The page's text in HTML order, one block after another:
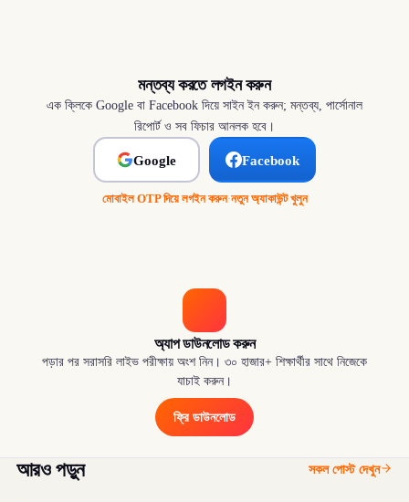
মন্তব্য করতে লগইন করুন
এক ক্লিকে Google বা Facebook দিয়ে সাইন ইন করুন; মন্তব্য, পার্সোনাল
রিপোর্ট ও সব ফিচার আনলক হবে।
Google Facebook
মোবাইল OTP দিয়ে লগইন করুন·নতুন অ্যাকাউন্ট খুলুন
অ্যাপ ডাউনলোড করুন
পড়ার পর সরাসরি লাইভ পরীক্ষায় অংশ নিন। ৩০ হাজার+ শিক্ষার্থীর সাথে নিজেকে
যাচাই করুন।
ফ্রি ডাউনলোড
আরও পড়ুন সকল পোস্ট দেখুন